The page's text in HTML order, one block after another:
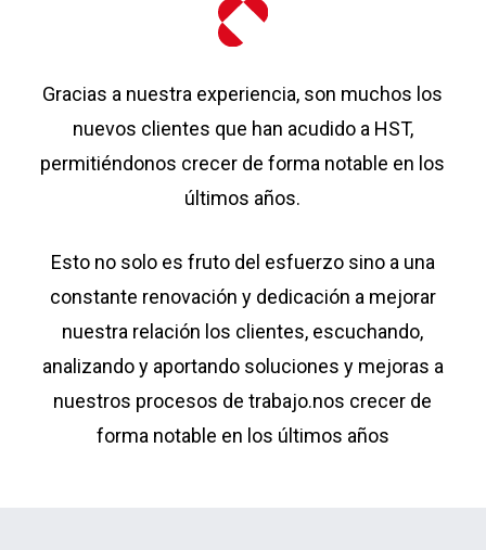
Gracias a nuestra experiencia, son muchos los
nuevos clientes que han acudido a HST,
permitiéndonos crecer de forma notable en los
últimos años.
Esto no solo es fruto del esfuerzo sino a una
constante renovación y dedicación a mejorar
nuestra relación los clientes, escuchando,
analizando y aportando soluciones y mejoras a
nuestros procesos de trabajo.nos crecer de
forma notable en los últimos años